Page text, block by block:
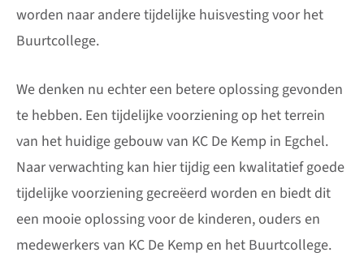
worden naar andere tijdelijke huisvesting voor het
Buurtcollege.
We denken nu echter een betere oplossing gevonden
te hebben. Een tijdelijke voorziening op het terrein
van het huidige gebouw van KC De Kemp in Egchel.
Naar verwachting kan hier tijdig een kwalitatief goede
tijdelijke voorziening gecreëerd worden en biedt dit
een mooie oplossing voor de kinderen, ouders en
medewerkers van KC De Kemp en het Buurtcollege.